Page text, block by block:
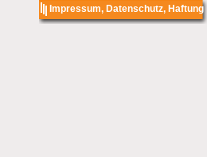
Impressum, Datenschutz, Haftung